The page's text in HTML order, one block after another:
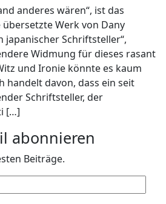
anderes wären“, ist das
Werk von Dany
japanischer Schriftsteller“,
Widmung für dieses rasant
und Ironie könnte es kaum
handelt davon, dass ein seit
Schriftsteller, der
[…]
abonnieren
Beiträge.